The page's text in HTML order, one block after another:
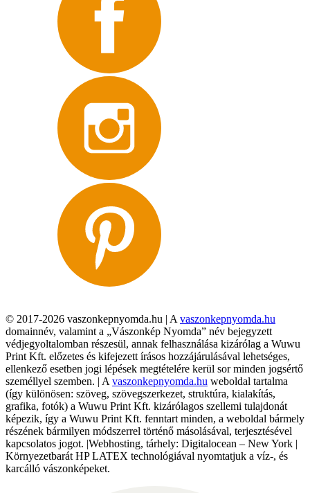
© 2017-2026 vaszonkepnyomda.hu | A vaszonkepnyomda.hu
domainnév, valamint a „Vászonkép Nyomda” név bejegyzett
védjegyoltalomban részesül, annak felhasználása kizárólag a Wuwu
Print Kft. előzetes és kifejezett írásos hozzájárulásával lehetséges,
ellenkező esetben jogi lépések megtételére kerül sor minden jogsértő
személlyel szemben. | A vaszonkepnyomda.hu weboldal tartalma
(így különösen: szöveg, szövegszerkezet, struktúra, kialakítás,
grafika, fotók) a Wuwu Print Kft. kizárólagos szellemi tulajdonát
képezik, így a Wuwu Print Kft. fenntart minden, a weboldal bármely
részének bármilyen módszerrel történő másolásával, terjesztésével
kapcsolatos jogot. |Webhosting, tárhely: Digitalocean – New York |
Környezetbarát HP LATEX technológiával nyomtatjuk a víz-, és
karcálló vászonképeket.